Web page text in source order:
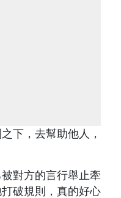
下，去幫助他人，
對方的言行舉止牽
破規則，真的好心